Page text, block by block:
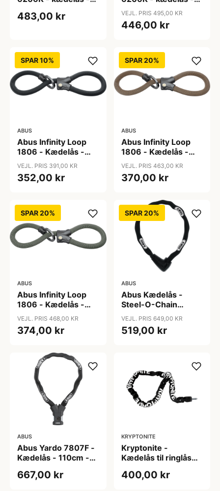
483,00 kr
85 cm - Sort
VEJL. PRIS 495,00 KR
446,00 kr
SPAR 10%
ABUS
Abus Infinity Loop
1806 - Kædelås -
110 cm - Sort
VEJL. PRIS 391,00 KR
352,00 kr
SPAR 20%
ABUS
Abus Infinity Loop
1806 - Kædelås -
140 cm - Autumm
Orange
VEJL. PRIS 463,00 KR
370,00 kr
SPAR 20%
ABUS
Abus Infinity Loop
1806 - Kædelås -
140 cm - Slow Green
VEJL. PRIS 468,00 KR
374,00 kr
SPAR 20%
ABUS
Abus Kædelås -
Steel-O-Chain
9808K - 110 cm -
Sort
VEJL. PRIS 649,00 KR
519,00 kr
ABUS
Abus Yardo 7807F -
Kædelås - 110cm -
667,00 kr
KRYPTONITE
Kryptonite -
Kædelås til ringlås
9,5mm x 120cm
400,00 kr